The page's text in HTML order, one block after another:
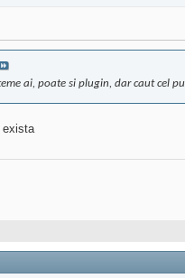
ai, poate si plugin, dar caut cel
exista